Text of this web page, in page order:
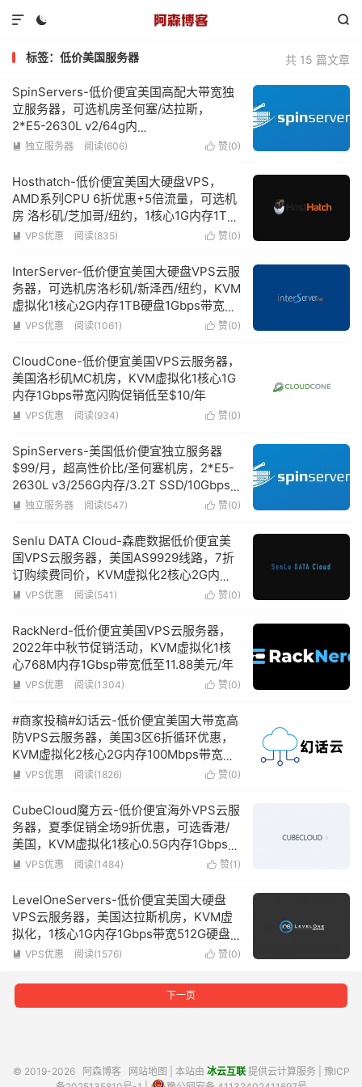
 

共 15 篇文章
标签：低价美国服务器
SpinServers-低价便宜美国高配大带宽独
立服务器，可选机房圣何塞/达拉斯，
2*E5-2630L v2/64g内
存/1.6TSSD/10Gbps超大带宽低至$89/月
 赞(0)
 独立服务器 阅读(606)
Hosthatch-低价便宜美国大硬盘VPS，
AMD系列CPU 6折优惠+5倍流量，可选机
房 洛杉矶/芝加哥/纽约，1核心1G内存1TB
硬盘低至$33/年
 赞(0)
 VPS优惠 阅读(835)
InterServer-低价便宜美国大硬盘VPS云服
务器，可选机房洛杉矶/新泽西/纽约，KVM
虚拟化1核心2G内存1TB硬盘1Gbps带宽低
至$3/月
 赞(0)
 VPS优惠 阅读(1061)
CloudCone-低价便宜美国VPS云服务器，
美国洛杉矶MC机房，KVM虚拟化1核心1G
内存1Gbps带宽闪购促销低至$10/年
 赞(0)
 VPS优惠 阅读(934)
SpinServers-美国低价便宜独立服务器
$99/月，超高性价比/圣何塞机房，2*E5-
2630L v3/256G内存/3.2T SSD/10Gbps
超大带宽
 赞(0)
 独立服务器 阅读(547)
Senlu DATA Cloud-森鹿数据低价便宜美
国VPS云服务器，美国AS9929线路，7折
订购续费同价，KVM虚拟化2核心2G内存
100Mbps带宽低至27元/月
 赞(0)
 VPS优惠 阅读(541)
RackNerd-低价便宜美国VPS云服务器，
2022年中秋节促销活动，KVM虚拟化1核
心768M内存1Gbsp带宽低至11.88美元/年
 赞(0)
 VPS优惠 阅读(1304)
#商家投稿#幻话云-低价便宜美国大带宽高
防VPS云服务器，美国3区6折循环优惠，
KVM虚拟化2核心2G内存100Mbps带宽赠
送100G防御低至9元/月-附简单测评
 赞(0)
 VPS优惠 阅读(1826)
CubeCloud魔方云-低价便宜海外VPS云服
务器，夏季促销全场9折优惠，可选香港/
美国，KVM虚拟化1核心0.5G内存1Gbps带
宽低至39元/月
 赞(1 )
 VPS优惠 阅读(1484)
LevelOneServers-低价便宜美国大硬盘
VPS云服务器，美国达拉斯机房，KVM虚
拟化，1核心1G内存1Gbps带宽512G硬盘
仅需17美元/年
 赞(0)
 VPS优惠 阅读(1576)
下一页
© 2019-2026 阿森博客 网站地图 | 本站由 冰云互联提供云计算服务 | 豫ICP